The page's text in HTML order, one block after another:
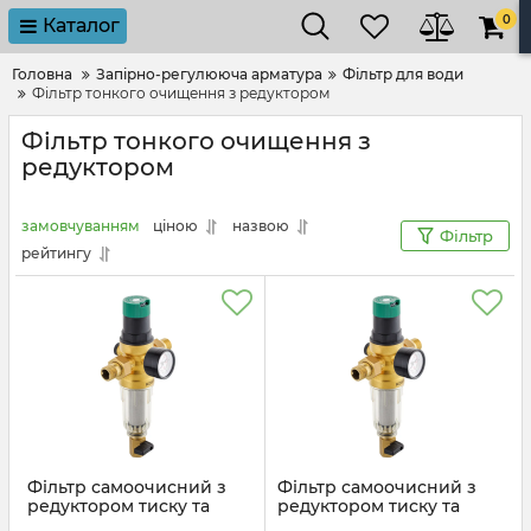
Каталог 0
Головна Запірно-регулююча арматура
Фільтр для води
Фільтр тонкого очищення з редуктором
Фільтр тонкого очищення з
редуктором
замовчуванням ціною
назвою
рейтингу
Фільтр
Фільтр самоочисний з
редуктором тиску та
Фільтр самоочисний з
редуктором тиску та